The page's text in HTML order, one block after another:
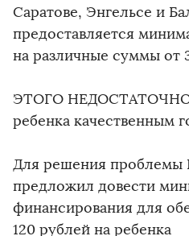
Саратове, Энгельсе и
предоставляется
на различные суммы от
ЭТОГО НЕДОСТАТОЧНО,
ребенка качественным
Для решения проблемы
предложил довести
финансирования для
120 рублей на ребенка